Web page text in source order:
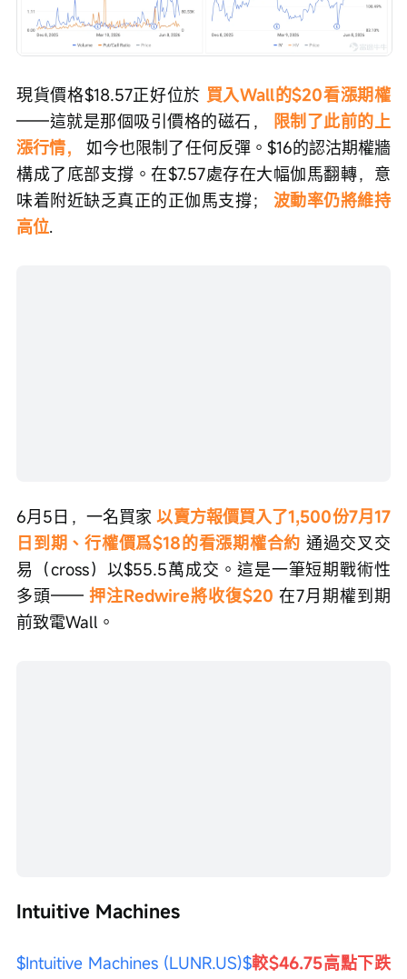
現貨價格$18.57正好位於 買入Wall的$20看漲期權
——這就是那個吸引價格的磁石， 限制了此前的上
漲行情， 如今也限制了任何反彈。$16的認沽期權牆
構成了底部支撐。在$7.57處存在大幅伽馬翻轉，意
味着附近缺乏真正的正伽馬支撐； 波動率仍將維持
高位.
以賣方報價買入了1,500份7月17
日到期、行權價爲$18的看漲期權合約 通過交叉交
易（cross）以$55.5萬成交。這是一筆短期戰術性
多頭—— 押注Redwire將收復$20
在7月期權到期
前致電Wall。